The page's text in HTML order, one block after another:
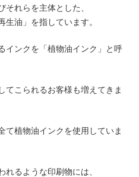
れらを主体とした、
生油」を指しています。
インクを「植物油インク」と呼
てこられるお客様も増えてきま
て植物油インクを使用していま
れるような印刷物には、